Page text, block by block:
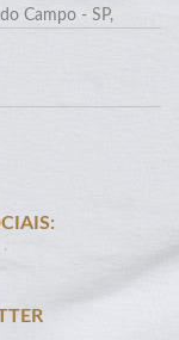
Campo - SP,